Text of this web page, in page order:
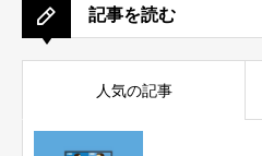
記事を読む
人気の記事